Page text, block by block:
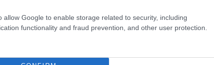
allow Google to enable storage related to security, including
functionality and fraud prevention, and other user protection.